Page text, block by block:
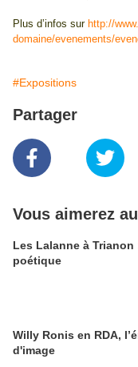
Plus d’infos sur http://
domaine/evenements/
#Expositions
Partager
Vous aimerez
Les Lalanne à
poétique
Willy Ronis en RDA,
d'image